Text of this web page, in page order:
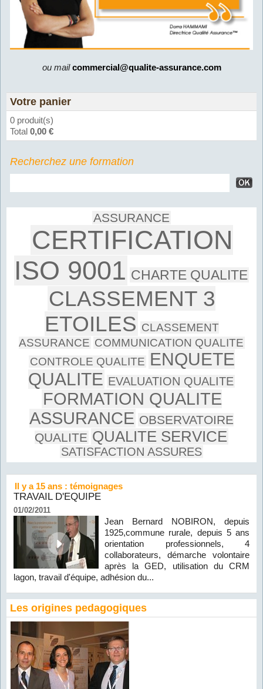
ou mailcommercial@qualite-assurance.com
Votre panier
0 produit(s)
Total 0,00 €
Recherchez une formation
ASSURANCE
CERTIFICATION
ISO 9001 CHARTE QUALITE
CLASSEMENT 3
ETOILES CLASSEMENT
ASSURANCE COMMUNICATION QUALITE
CONTROLE QUALITE ENQUETE
QUALITE EVALUATION QUALITE
FORMATION QUALITE
ASSURANCE OBSERVATOIRE
QUALITE QUALITE SERVICE
SATISFACTION ASSURES
Il y a 15 ans : témoignages
TRAVAIL D'EQUIPE
01/02/2011
Jean Bernard NOBIRON, depuis
1925,commune rurale, depuis 5 ans
orientation professionnels, 4
collaborateurs, démarche volontaire
après la GED, utilisation du CRM
lagon, travail d'équipe, adhésion du...
Les origines pedagogiques